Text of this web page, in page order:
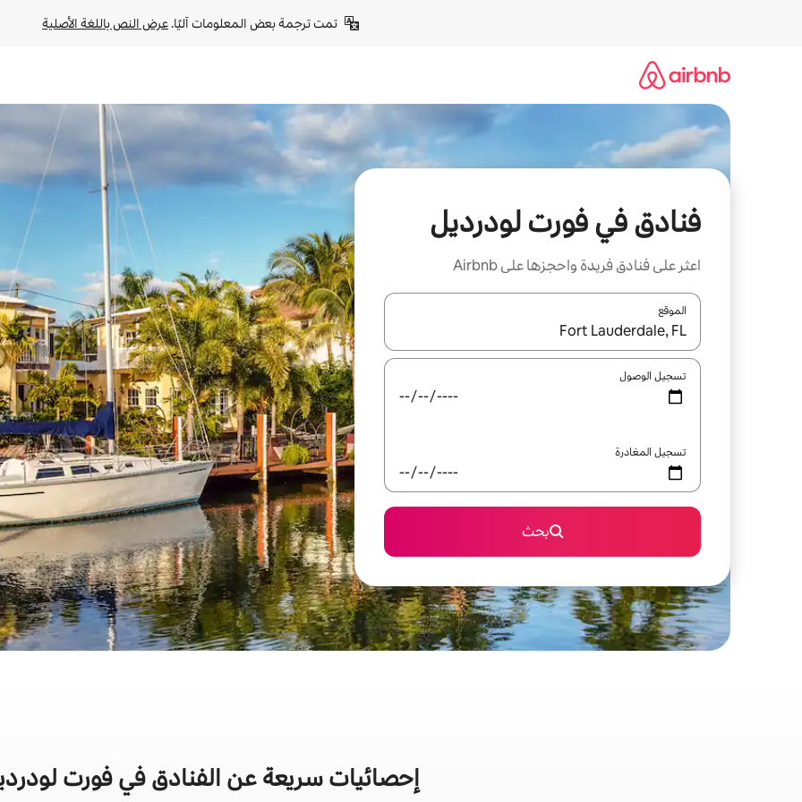
تمت ترجمة بعض المعلومات آليًا. عرض النص باللغة الأصلية
فنادق في فورت لودرديل
اعثر على فنادق فريدة واحجزها على Airbnb
الموقع
عند توفر النتائج، انتقل باستخدام السهمين لأعلى ولأسفل أو استكشف عن طريق اللمس أو السحب.
تسجيل الوصول
تسجيل المغادرة
بحث
إحصائيات سريعة عن الفنادق في فورت